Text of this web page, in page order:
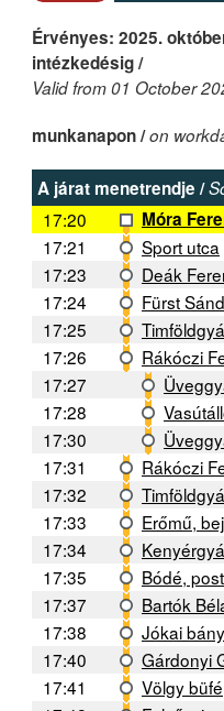
Érvényes: 2025.
intézkedésig /
Valid from 01 October
munkanapon /on
A járat menetrendje /
17:20
Móra
17:21
Sport utca
17:23
Deák
17:24
Fürst
17:25
17:26
Rákóczi
17:27
17:28
17:30
17:31
Rákóczi
17:32
17:33
Erőmű,
17:34
17:35
Bódé,
17:37
Bartók
17:38
Jókai
17:40
Gárdonyi
17:41
Völgy büfé